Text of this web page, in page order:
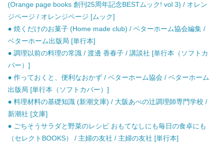
(Orange page books 創刊25周年記念BESTムック! vol 3) / オレン
ジページ / オレンジページ [ムック]
● 焼くだけのお菓子 (Home made club) / ベターホーム協会編集 /
ベターホーム出版局 [単行本]
● 調理以前の料理の常識 / 渡邊 香春子 / 講談社 [単行本（ソフトカ
バー）]
● 作っておくと、便利なおかず / ベターホーム協会 / ベターホーム
出版局 [単行本（ソフトカバー）]
● 料理材料の基礎知識 (新潮文庫) / 大阪あべの辻調理師専門学校 /
新潮社 [文庫]
● ごちそうサラダと野菜のレシピ おもてなしにも毎日の食卓にも
（セレクトBOOKS） / 主婦の友社 / 主婦の友社 [単行本]